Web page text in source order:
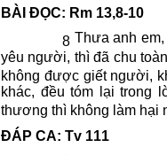
BÀI ĐỌC: Rm 13,8-10
8 Thưa anh
yêu người, thì đã chu
không được giết người,
khác, đều tóm lại trong
thương thì không làm hại
ĐÁP CA: Tv 111